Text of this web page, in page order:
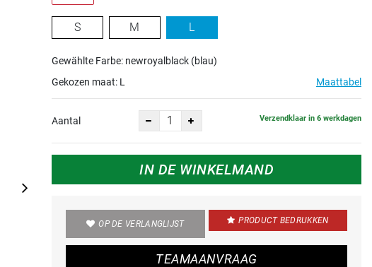
S M L
Gewählte Farbe: newroyalblack (blau)
Gekozen maat: L Maattabel
Aantal Verzendklaar in 6 werkdagen
IN DE WINKELMAND
OP DE VERLANGLIJST PRODUCT BEDRUKKEN
TEAMAANVRAAG